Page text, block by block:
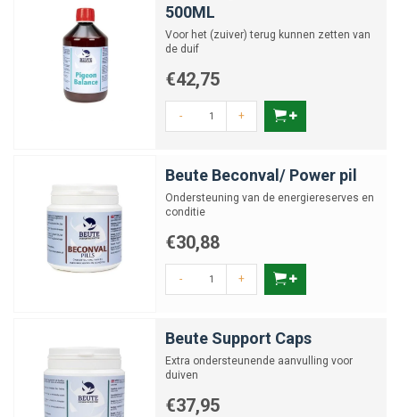
500ML
Voor het (zuiver) terug kunnen zetten van
de duif
€42,75
- +
Beute Beconval/ Power pil
Ondersteuning van de energiereserves en
conditie
€30,88
- +
Beute Support Caps
Extra ondersteunende aanvulling voor
duiven
€37,95